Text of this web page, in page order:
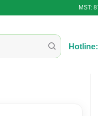
MST:
Hotline: